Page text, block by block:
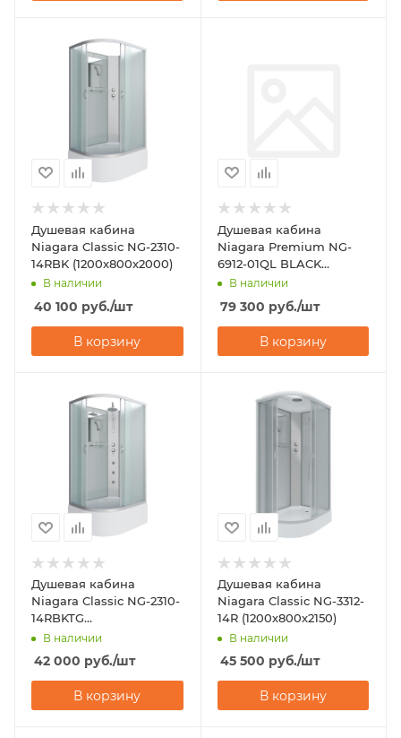
Душевая кабина
Niagara Classic NG-2310-
14RBK (1200х800х2000)
В наличии
40 100 руб./шт
В корзину
Душевая кабина
Niagara Premium NG-
6912-01QL BLACK
(1200х800х2100)
В наличии
79 300 руб./шт
В корзину
Душевая кабина
Niagara Classic NG-2310-
14RBKTG
(1200х800х2000-2400)
В наличии
42 000 руб./шт
В корзину
Душевая кабина
Niagara Classic NG-3312-
14R (1200х800х2150)
В наличии
45 500 руб./шт
В корзину